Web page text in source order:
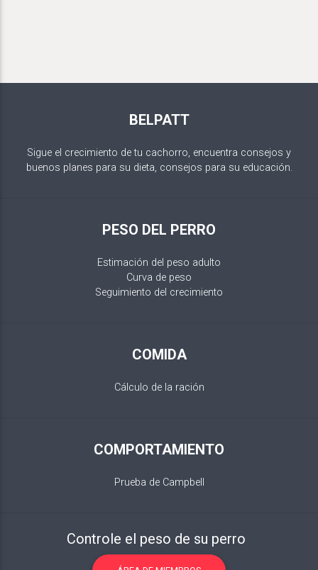
BELPATT
Sigue el crecimiento de tu cachorro, encuentra consejos y
buenos planes para su dieta, consejos para su educación.
PESO DEL PERRO
Estimación del peso adulto
Curva de peso
Seguimiento del crecimiento
COMIDA
Cálculo de la ración
COMPORTAMIENTO
Prueba de Campbell
Controle el peso de su perro